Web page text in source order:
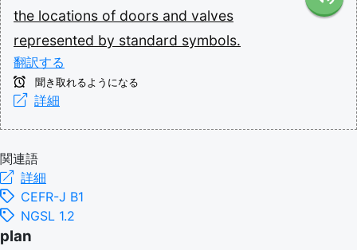
the locations of doors and valves
represented by standard symbols.
翻訳する
聞き取れるようになる
詳細
関連語
詳細
CEFR-J B1
NGSL 1.2
plan